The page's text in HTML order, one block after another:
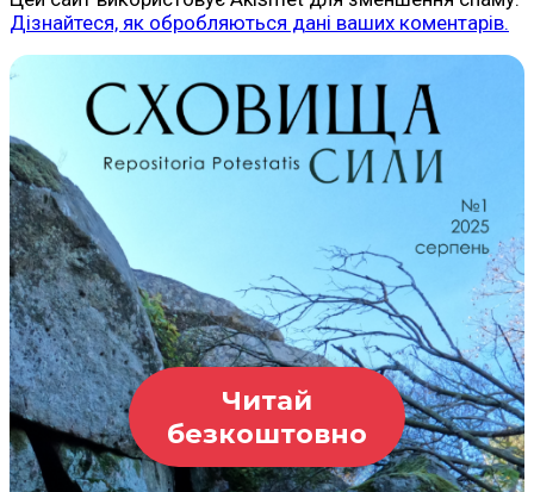
Дізнайтеся, як обробляються дані ваших коментарів.
Читай
безкоштовно